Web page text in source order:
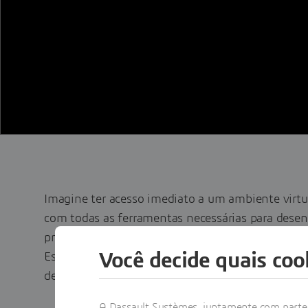
Imagine ter acesso imediato a um ambiente
com todas as ferramentas necessárias para
precisar investir em infraestrutura local ou
Esse é o
Virtual Lab Experience : seu laboratório
desenvolvimento de Gêmeos Virtuais, de forma
Você decide quais